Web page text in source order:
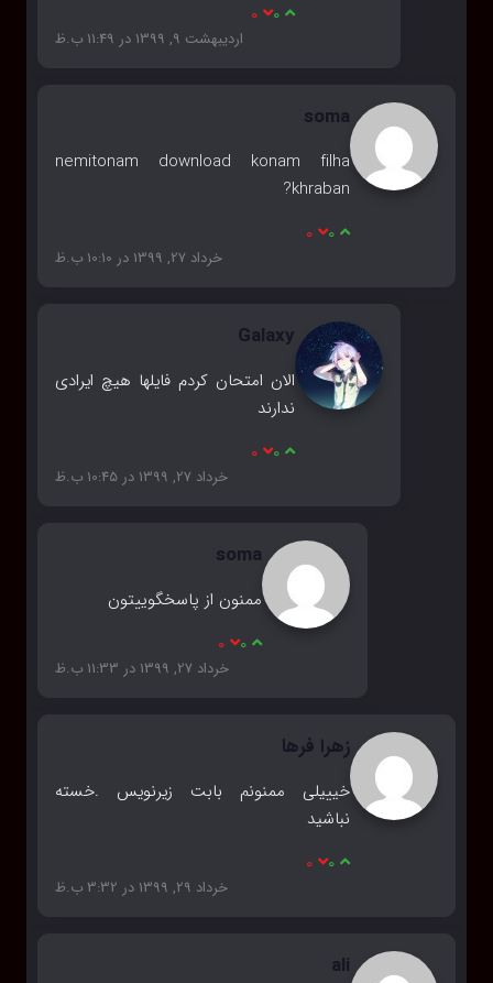
0
0
اردیبهشت 9, 1399 در 11:49 ب.ظ
soma
nemitonam download konam filha
khraban?
0
0
خرداد 27, 1399 در 10:10 ب.ظ
Galaxy
الان امتحان کردم فایلها هیچ ایرادی
ندارند
0
0
خرداد 27, 1399 در 10:45 ب.ظ
soma
ممنون از پاسخگوییتون
0
0
خرداد 27, 1399 در 11:33 ب.ظ
زهرا فرها
خیییلی ممنونم بابت زیرنویس .خسته
نباشید
0
0
خرداد 29, 1399 در 3:32 ب.ظ
ali